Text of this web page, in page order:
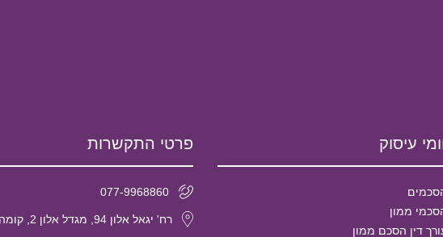
עיסוק
ממון
דין הסכם ממון
פרטי התקשרות
077-9968860
רח' יגאל אלון 94, מגדל אלון 2, קומה 29 תל אביב, מיקוד- 6789139